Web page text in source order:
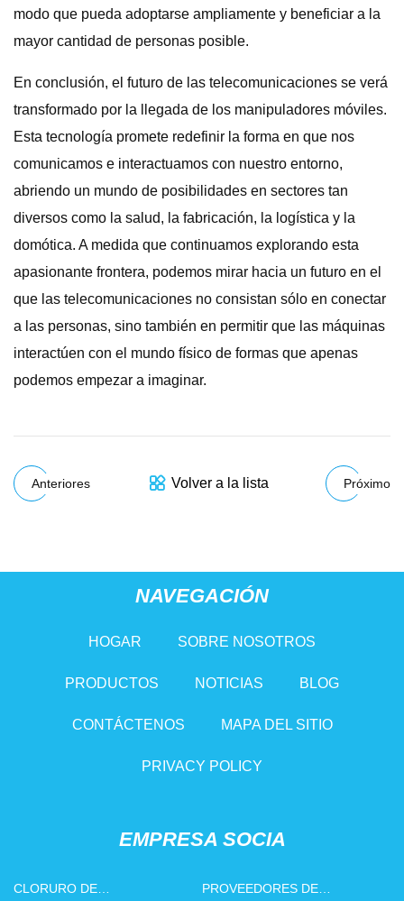
modo que pueda adoptarse ampliamente y beneficiar a la
mayor cantidad de personas posible.
En conclusión, el futuro de las telecomunicaciones se verá
transformado por la llegada de los manipuladores móviles.
Esta tecnología promete redefinir la forma en que nos
comunicamos e interactuamos con nuestro entorno,
abriendo un mundo de posibilidades en sectores tan
diversos como la salud, la fabricación, la logística y la
domótica. A medida que continuamos explorando esta
apasionante frontera, podemos mirar hacia un futuro en el
que las telecomunicaciones no consistan sólo en conectar
a las personas, sino también en permitir que las máquinas
interactúen con el mundo físico de formas que apenas
podemos empezar a imaginar.
Anteriores Volver a la lista Próximo
NAVEGACIÓN
HOGAR SOBRE NOSOTROS
PRODUCTOS NOTICIAS BLOG
CONTÁCTENOS MAPA DEL SITIO
PRIVACY POLICY
EMPRESA SOCIA
CLORURO DE PROVEEDORES DE